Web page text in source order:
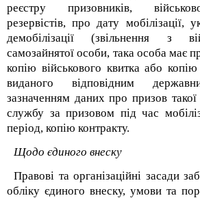
реєстру призовників,
резервістів, про дату мобілізації,
демобілізації (звільнення з
самозайнятої особи, така особа має
копію військового квитка або
виданого відповідним
зазначенням даних про призов
службу за призовом під час
період, копію контракту.
Щодо єдиного внеску
Правові та організаційні засади
обліку єдиного внеску, умови та